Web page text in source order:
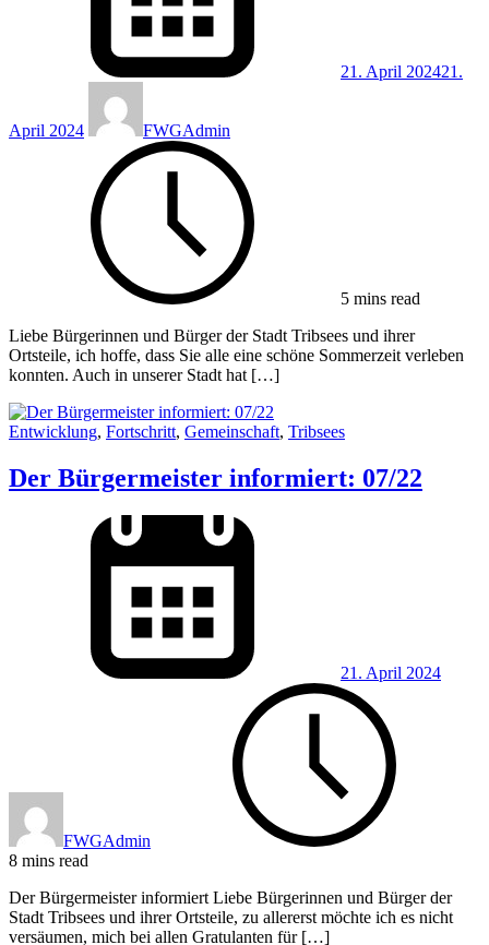
21. April 202421.
April 2024 FWGAdmin
5 mins read
Liebe Bürgerinnen und Bürger der Stadt Tribsees und ihrer
Ortsteile, ich hoffe, dass Sie alle eine schöne Sommerzeit verleben
konnten. Auch in unserer Stadt hat […]
Entwicklung, Fortschritt, Gemeinschaft, Tribsees
Der Bürgermeister informiert: 07/22
21. April 2024
FWGAdmin
8 mins read
Der Bürgermeister informiert Liebe Bürgerinnen und Bürger der
Stadt Tribsees und ihrer Ortsteile, zu allererst möchte ich es nicht
versäumen, mich bei allen Gratulanten für […]